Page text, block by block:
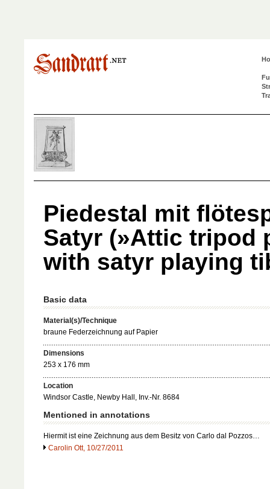
Piedestal mit
Satyr (»Attic tripod
with satyr playing
Basic data
Material(s)/Technique
braune Federzeichnung auf Papier
Dimensions
253 x 176 mm
Location
Windsor Castle, Newby Hall, Inv.-Nr. 8684
Mentioned in annotations
Hiermit ist eine Zeichnung aus dem Besitz von Carlo dal Pozzos…
Carolin Ott, 10/27/2011